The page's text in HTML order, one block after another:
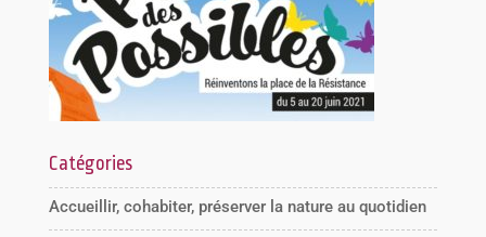
Catégories
Accueillir, cohabiter, préserver la nature au quotidien